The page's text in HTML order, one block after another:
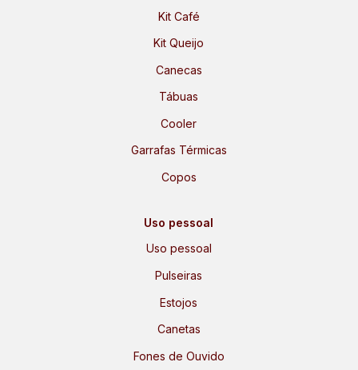
Kit Café
Kit Queijo
Canecas
Tábuas
Cooler
Garrafas Térmicas
Copos
Uso pessoal
Uso pessoal
Pulseiras
Estojos
Canetas
Fones de Ouvido